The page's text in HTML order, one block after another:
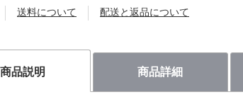
送料について 配送と返品について
商品説明 商品詳細